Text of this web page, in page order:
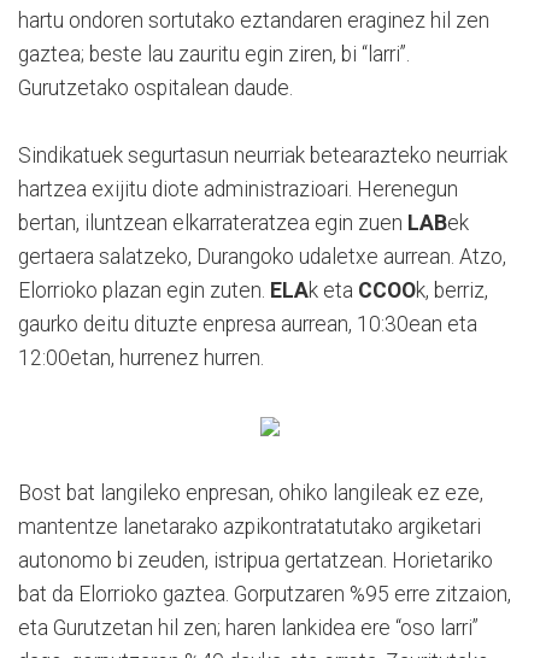
hartu ondoren sortutako eztandaren eraginez hil zen
gaztea; beste lau zauritu egin ziren, bi “larri”.
Gurutzetako ospitalean daude.
Sindikatuek segurtasun neurriak betearazteko neurriak
hartzea exijitu diote administrazioari. Herenegun
bertan, iluntzean elkarrateratzea egin zuen LABek
gertaera salatzeko, Durangoko udaletxe aurrean. Atzo,
Elorrioko plazan egin zuten. ELAk eta CCOOk, berriz,
gaurko deitu dituzte enpresa aurrean, 10:30ean eta
12:00etan, hurrenez hurren.
Bost bat langileko enpresan, ohiko langileak ez eze,
mantentze lanetarako azpikontratatutako argiketari
autonomo bi zeuden, istripua gertatzean. Horietariko
bat da Elorrioko gaztea. Gorputzaren %95 erre zitzaion,
eta Gurutzetan hil zen; haren lankidea ere “oso larri”